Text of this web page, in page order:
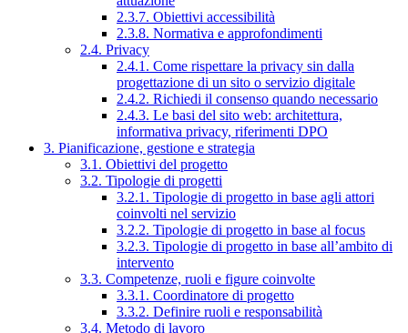
2.3.7. Obiettivi accessibilità
2.3.8. Normativa e approfondimenti
2.4. Privacy
2.4.1. Come rispettare la privacy sin dalla
progettazione di un sito o servizio digitale
2.4.2. Richiedi il consenso quando necessario
2.4.3. Le basi del sito web: architettura,
informativa privacy, riferimenti DPO
3. Pianificazione, gestione e strategia
3.1. Obiettivi del progetto
3.2. Tipologie di progetti
3.2.1. Tipologie di progetto in base agli attori
coinvolti nel servizio
3.2.2. Tipologie di progetto in base al focus
3.2.3. Tipologie di progetto in base all’ambito di
intervento
3.3. Competenze, ruoli e figure coinvolte
3.3.1. Coordinatore di progetto
3.3.2. Definire ruoli e responsabilità
3.4. Metodo di lavoro